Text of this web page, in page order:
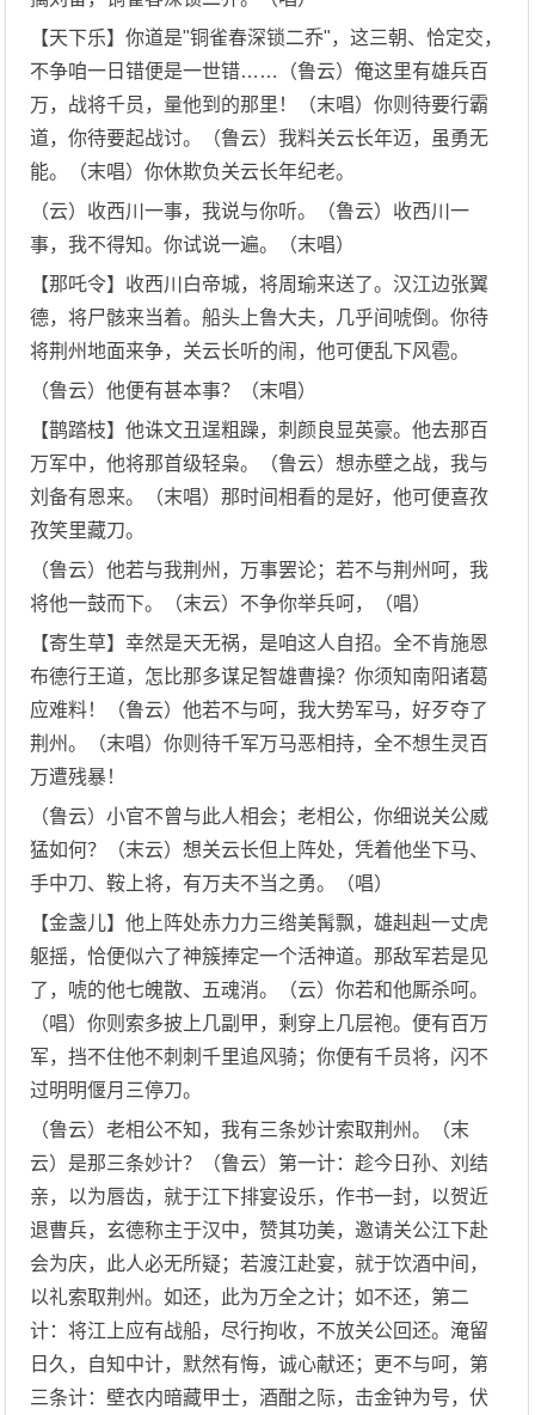
【天下乐】你道是"铜雀春深锁二乔"，这三朝、恰定交，
不争咱一日错便是一世错……（鲁云）俺这里有雄兵百
万，战将千员，量他到的那里！（末唱）你则待要行霸
道，你待要起战讨。（鲁云）我料关云长年迈，虽勇无
能。（末唱）你休欺负关云长年纪老。
（云）收西川一事，我说与你听。（鲁云）收西川一
事，我不得知。你试说一遍。（末唱）
【那吒令】收西川白帝城，将周瑜来送了。汉江边张翼
德，将尸骸来当着。船头上鲁大夫，几乎间唬倒。你待
将荆州地面来争，关云长听的闹，他可便乱下风雹。
（鲁云）他便有甚本事？（末唱）
【鹊踏枝】他诛文丑逞粗躁，刺颜良显英豪。他去那百
万军中，他将那首级轻枭。（鲁云）想赤壁之战，我与
刘备有恩来。（末唱）那时间相看的是好，他可便喜孜
孜笑里藏刀。
（鲁云）他若与我荆州，万事罢论；若不与荆州呵，我
将他一鼓而下。（末云）不争你举兵呵，（唱）
【寄生草】幸然是天无祸，是咱这人自招。全不肯施恩
布德行王道，怎比那多谋足智雄曹操？你须知南阳诸葛
应难料！（鲁云）他若不与呵，我大势军马，好歹夺了
荆州。（末唱）你则待千军万马恶相持，全不想生灵百
万遭残暴！
（鲁云）小官不曾与此人相会；老相公，你细说关公威
猛如何？（末云）想关云长但上阵处，凭着他坐下马、
手中刀、鞍上将，有万夫不当之勇。（唱）
【金盏儿】他上阵处赤力力三绺美髯飘，雄赳赳一丈虎
躯摇，恰便似六了神簇捧定一个活神道。那敌军若是见
了，唬的他七魄散、五魂消。（云）你若和他厮杀呵。
（唱）你则索多披上几副甲，剩穿上几层袍。便有百万
军，挡不住他不刺刺千里追风骑；你便有千员将，闪不
过明明偃月三停刀。
（鲁云）老相公不知，我有三条妙计索取荆州。（末
云）是那三条妙计？（鲁云）第一计：趁今日孙、刘结
亲，以为唇齿，就于江下排宴设乐，作书一封，以贺近
退曹兵，玄德称主于汉中，赞其功美，邀请关公江下赴
会为庆，此人必无所疑；若渡江赴宴，就于饮酒中间，
以礼索取荆州。如还，此为万全之计；如不还，第二
计：将江上应有战船，尽行拘收，不放关公回还。淹留
日久，自知中计，默然有悔，诚心献还；更不与呵，第
三条计：壁衣内暗藏甲士，酒酣之际，击金钟为号，伏